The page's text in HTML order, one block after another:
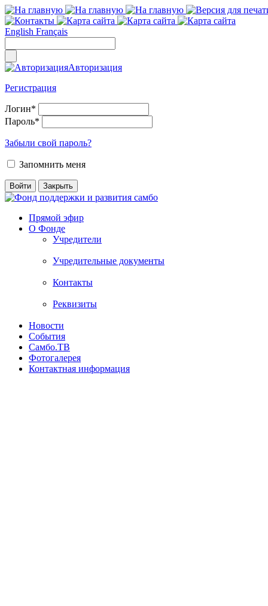
English Français
Авторизация
Регистрация
Логин*
Пароль*
Забыли свой пароль?
Запомнить меня
Прямой эфир
О Фонде
Учредители
Учредительные документы
Контакты
Реквизиты
Новости
События
Самбо.ТВ
Фотогалерея
Контактная информация